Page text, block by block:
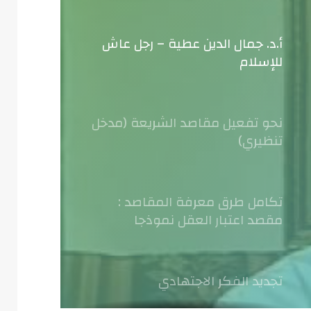
أ.د. جمال الدين عطية – رجل عاش
للإسلام
نحو تفعيل مقاصد الشريعة (مدخل
تنظيري)
تكامل طرق معرفة المقاصد :
مقصد اعتبار العقل نموذجا
تجديد الفكر الاجتهادي